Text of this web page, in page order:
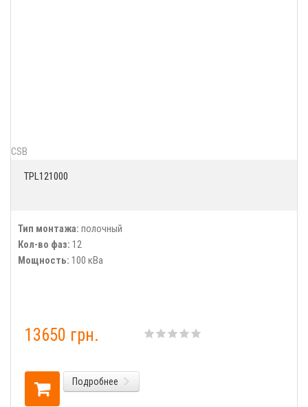
CSB
TPL121000
Тип монтажа: полочный
Кол-во фаз: 12
Мощность: 100 кВа
13650 грн.
Подробнее